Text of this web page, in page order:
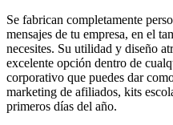
Se fabrican completamente
mensajes de tu empresa, en el
necesites. Su utilidad y diseño
excelente opción dentro de
corporativo que puedes dar
marketing de afiliados, kits
primeros días del año.